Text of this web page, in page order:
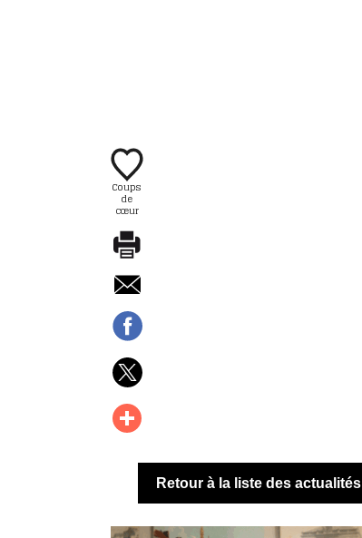
Coups
de
cœur
Retour à la liste des actualités